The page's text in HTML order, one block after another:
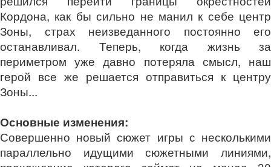
Кордона, как бы сильно не манил к себе центр
Зоны, страх неизведанного постоянно его
останавливал. Теперь, когда жизнь за
периметром уже давно потеряла смысл, наш
герой все же решается отправиться к центру
Зоны...
Основные изменения:
Совершенно новый сюжет игры с несколькими
параллельно идущими сюжетными линиями,